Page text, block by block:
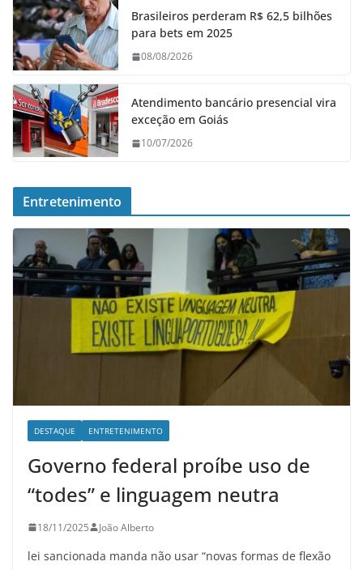
Brasileiros perderam R$ 62,5 bilhões
para bets em 2025
08/08/2026
Atendimento bancário presencial vira
exceção em Goiás
10/07/2026
Entretenimento
DESTAQUE ENTRETENIMENTO
Governo federal proíbe uso de
“todes” e linguagem neutra
18/11/2025 João Alberto
lei sancionada manda não usar “novas formas de flexão